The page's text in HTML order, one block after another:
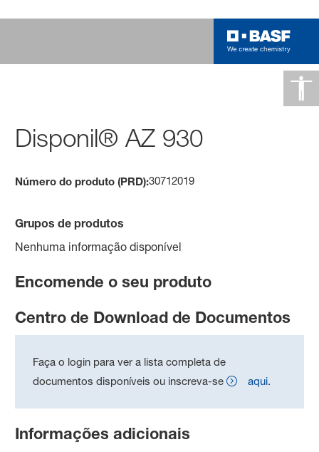
Disponil® AZ 930
Número do produto (PRD):30712019
Grupos de produtos
Nenhuma informação disponível
Encomende o seu produto
Centro de Download de Documentos
Faça o login para ver a lista completa de
documentos disponíveis ou inscreva-se
aqui.
Informações adicionais